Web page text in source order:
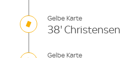
Gelbe Karte
38' Christensen
Gelbe Karte